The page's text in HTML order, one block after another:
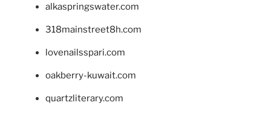
alkaspringswater.com
318mainstreet8h.com
lovenailsspari.com
oakberry-kuwait.com
quartzliterary.com